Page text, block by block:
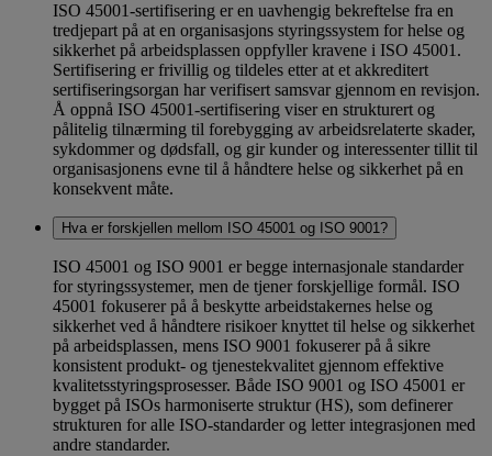
ISO 45001-sertifisering er en uavhengig bekreftelse fra en
tredjepart på at en organisasjons styringssystem for helse og
sikkerhet på arbeidsplassen oppfyller kravene i ISO 45001.
Sertifisering er frivillig og tildeles etter at et akkreditert
sertifiseringsorgan har verifisert samsvar gjennom en revisjon.
Å oppnå ISO 45001-sertifisering viser en strukturert og
pålitelig tilnærming til forebygging av arbeidsrelaterte skader,
sykdommer og dødsfall, og gir kunder og interessenter tillit til
organisasjonens evne til å håndtere helse og sikkerhet på en
konsekvent måte.
Hva er forskjellen mellom ISO 45001 og ISO 9001?
ISO 45001 og ISO 9001 er begge internasjonale standarder
for styringssystemer, men de tjener forskjellige formål. ISO
45001 fokuserer på å beskytte arbeidstakernes helse og
sikkerhet ved å håndtere risikoer knyttet til helse og sikkerhet
på arbeidsplassen, mens ISO 9001 fokuserer på å sikre
konsistent produkt- og tjenestekvalitet gjennom effektive
kvalitetsstyringsprosesser. Både ISO 9001 og ISO 45001 er
bygget på ISOs harmoniserte struktur (HS), som definerer
strukturen for alle ISO-standarder og letter integrasjonen med
andre standarder.